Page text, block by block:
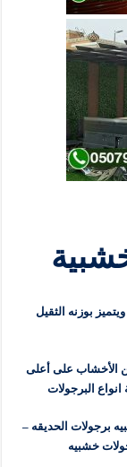
بوزنه الثقيل
الأخشاب على أعلى
البرجولات
برجولات الحديقه –
خشبيه